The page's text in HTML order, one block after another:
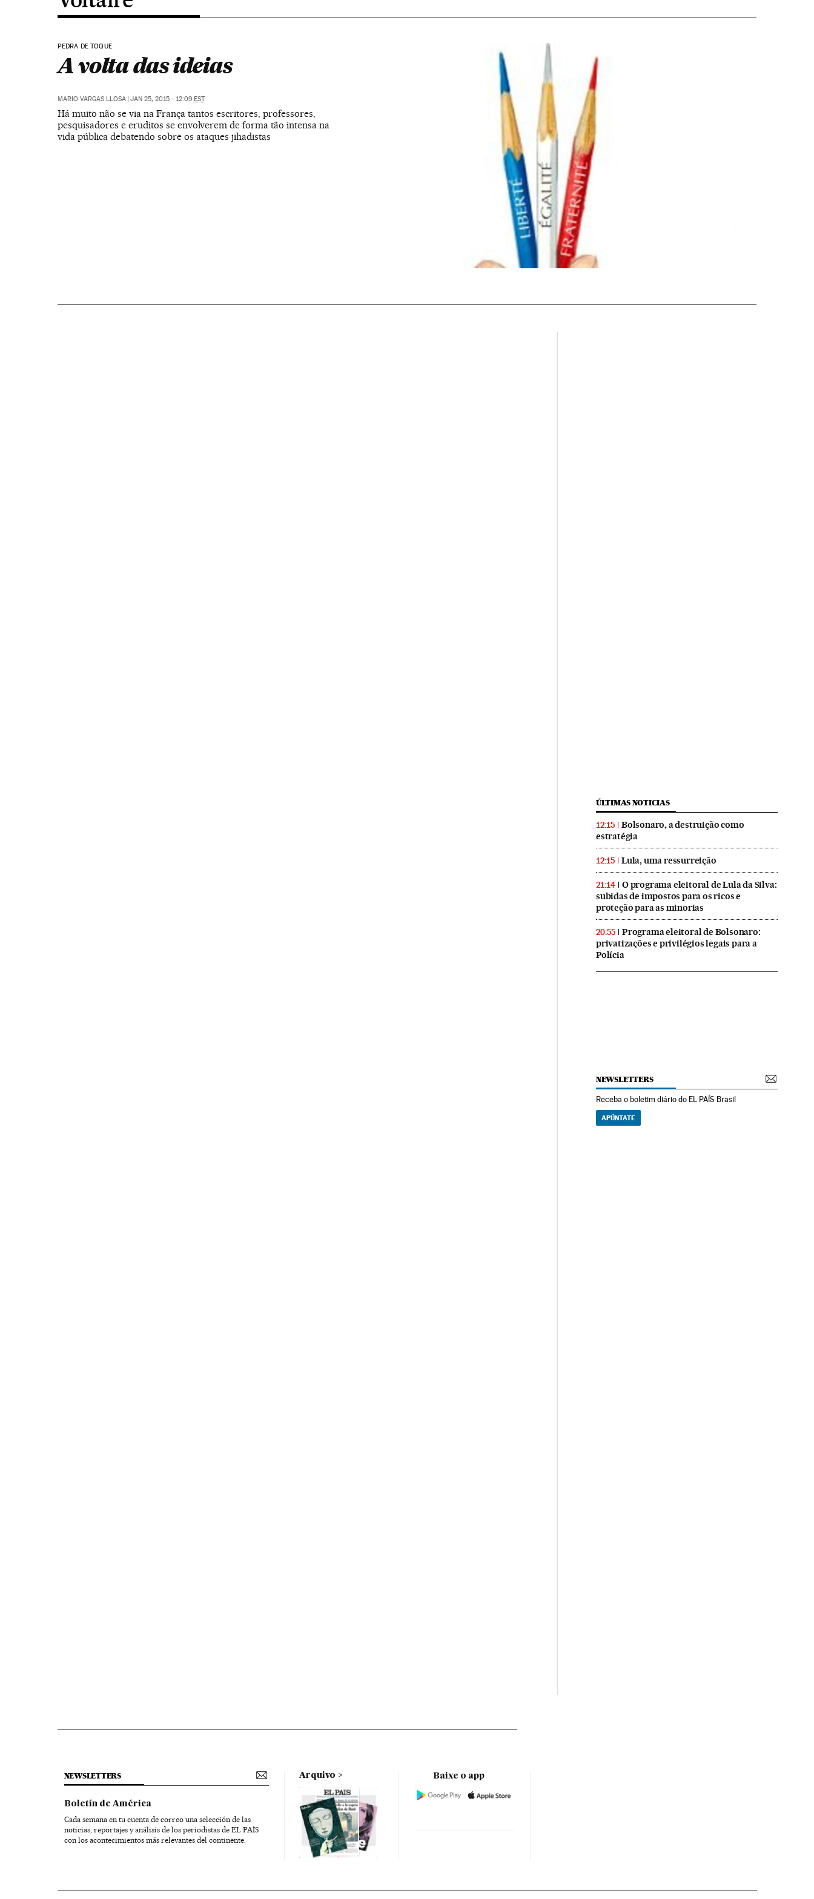
PEDRA DE TOQUE
A volta das ideias
MARIO VARGAS LLOSA | JAN 25, 2015 - 12:09 EST
Há muito não se via na França tantos escritores, professores,
pesquisadores e eruditos se envolverem de forma tão intensa na
vida pública debatendo sobre os ataques jihadistas
ÚLTIMAS NOTICIAS
12:15
Bolsonaro, a destruição como
estratégia
12:15 Lula, uma ressurreição
21:14
O programa eleitoral de Lula da Silva:
subidas de impostos para os ricos e
proteção para as minorias
20:55
Programa eleitoral de Bolsonaro:
privatizações e privilégios legais para a
Polícia
NEWSLETTERS
Receba o boletim diário do EL PAÍS Brasil
APÚNTATE
NEWSLETTERS
Boletín de América
Cada semana en tu cuenta de correo una selección de las
noticias, reportajes y análisis de los periodistas de EL PAÍS
con los acontecimientos más relevantes del continente.
Arquivo Baixe o app